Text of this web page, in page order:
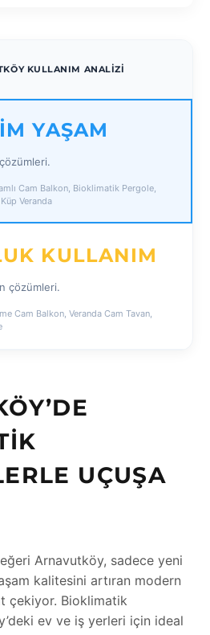
KULLANIM ANALIZI
YAŞAM
Cam Balkon, Bioklimatik Pergole,
Veranda
KULLANIM
çözümleri.
Cam Balkon, Veranda Cam Tavan,
UÇUŞA
Arnavutköy, sadece yeni
kalitesini artıran modern
çekiyor. Bioklimatik
ev ve iş yerleri için ideal